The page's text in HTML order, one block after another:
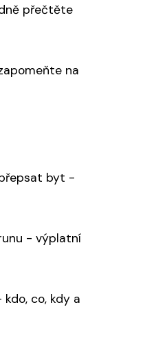
přečtěte
na
byt -
- výplatní
co, kdy a